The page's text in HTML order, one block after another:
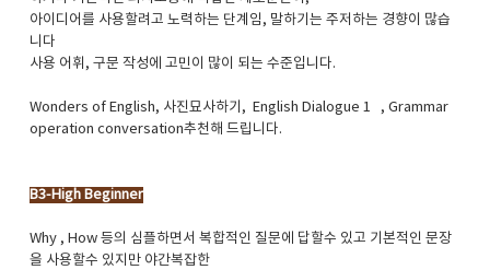
아이디어를 사용할려고 노력하는 단계임, 말하기는 주저하는 경향이 많습
니다
사용 어휘, 구문 작성에 고민이 많이 되는 수준입니다.
Wonders of English, ​사진묘사하기, English Dialogue 1 , Grammar
operation conversation추천해 드립니다.
B3-High Beginner
Why , How 등의 심플하면서 복합적인 질문에 답할수 있고 기본적인 문장
을 사용할수 있지만 야간복잡한